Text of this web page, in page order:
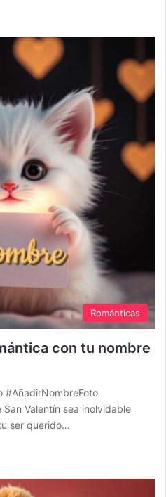
Románticas
con tu nombre
#AñadirNombreFoto
Valentín sea inolvidable
ser querido…